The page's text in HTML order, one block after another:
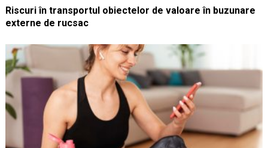
Riscuri în transportul obiectelor de valoare în buzunare
externe de rucsac